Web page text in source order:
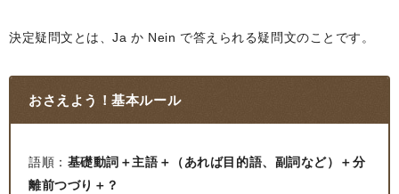
決定疑問文とは、Ja か Nein で答えられる疑問文のことです。
おさえよう！基本ルール
語順： 基礎動詞＋主語＋（あれば目的語、副詞など）＋分
離前つづり＋？